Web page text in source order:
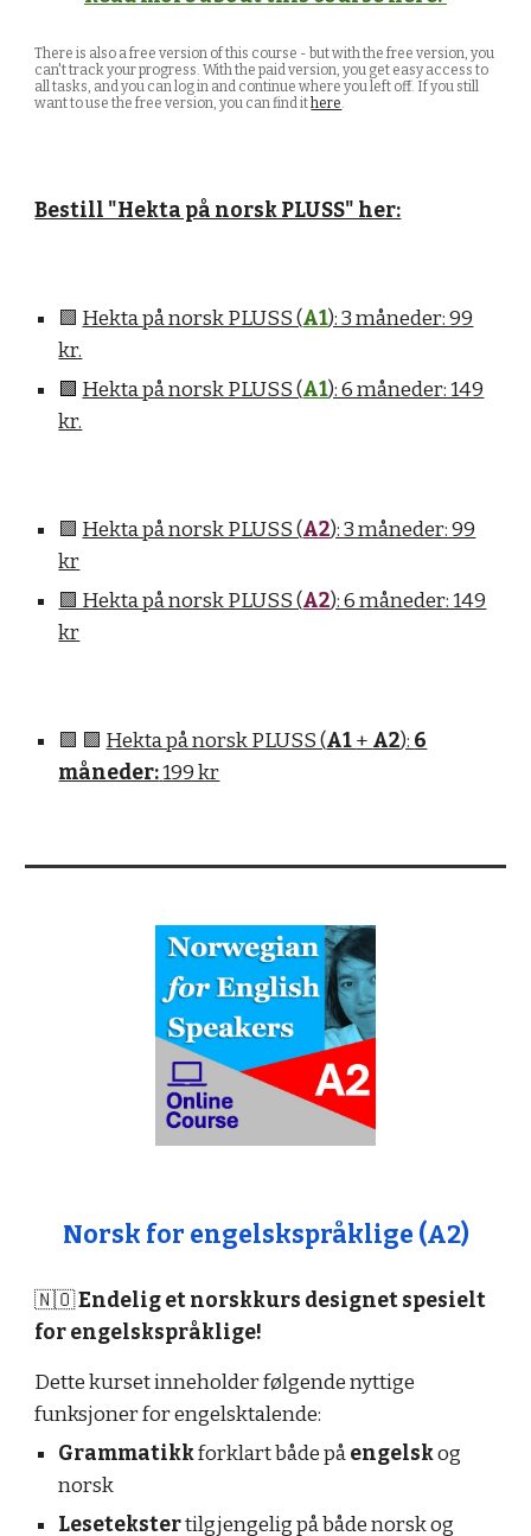
There is also a free version of this course - but with the free version, you
can't track your progress. With the paid version, you get easy access to
all tasks, and you can log in and continue where you left off. If you still
want to use the free version, you can find ithere.
Bestill "Hekta på norsk PLUSS" her:
🟩 Hekta på norsk PLUSS (A1): 3 måneder: 99
kr.
🟩 Hekta på norsk PLUSS (A1): 6 måneder: 149
kr.
🟪 Hekta på norsk PLUSS (A2): 3 måneder: 99
kr
🟪 Hekta på norsk PLUSS (A2): 6 måneder: 149
kr
🟩 🟪 Hekta på norsk PLUSS (A1+ A2): 6
måneder:199 kr
Norsk for engelskspråklige (A2)
🇳🇴Endelig et norskkurs designet spesielt
for engelskspråklige!
Dette kurset inneholder følgende nyttige
funksjoner for engelsktalende:
Grammatikkforklart både påengelskog
norsk
Lesetekstertilgjengelig på både norsk og